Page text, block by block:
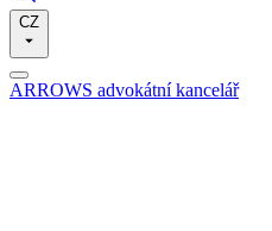
CZ
ARROWS advokátní kancelář